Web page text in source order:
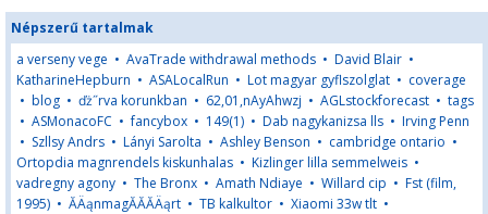
Népszerű tartalmak
a verseny vege • AvaTrade withdrawal methods • David Blair •
KatharineHepburn • ASALocalRun • Lot magyar gyflszolglat • coverage
• blog • ďż˝rva korunkban • 62,01,nAyAhwzj • AGLstockforecast • tags
• ASMonacoFC •fancybox • 149(1) • Dab nagykanizsa lls • Irving Penn
• Szllsy Andrs • Lányi Sarolta • Ashley Benson • cambridge ontario •
Ortopdia magnrendels kiskunhalas • Kizlinger lilla semmelweis •
vadregny agony • The Bronx • Amath Ndiaye • Willard cip • Fst (film,
1995) • ĂÄąnmagĂĂĂÄąrt • TB kalkultor • Xiaomi 33w tlt •